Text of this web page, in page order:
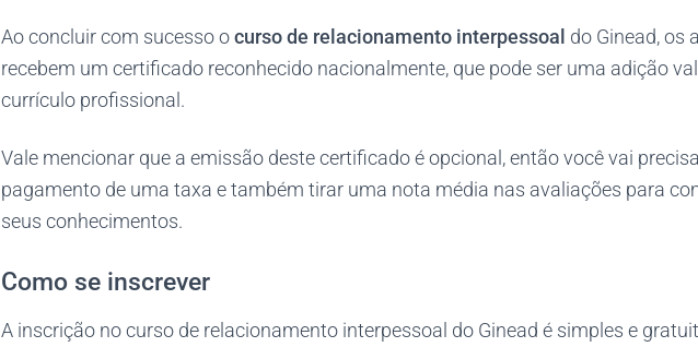
Ao concluir com sucesso ocurso de relacionamento interpessoal do Ginead, os
recebem um certificado reconhecido nacionalmente, que pode ser uma adição
currículo profissional.
Vale mencionar que a emissão deste certificado é opcional, então você vai
pagamento de uma taxa e também tirar uma nota média nas avaliações para
seus conhecimentos.
Como se inscrever
A inscrição no curso de relacionamento interpessoal do Ginead é simples e